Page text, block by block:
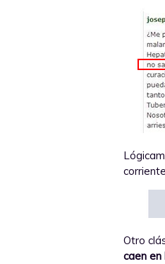
Otro
caen